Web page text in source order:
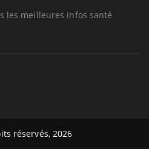
les meilleures infos santé
réservés, 2026